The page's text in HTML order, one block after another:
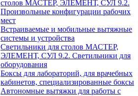
столов МАСТЕР, ЭЛЕМЕНТ, СУЛ 9.2.
Произвольные конфигурации рабочих
мест
Встраиваемые и мобильные вытяжные
системы и устройства
Светильники для столов МАСТЕР,
ЭЛЕМЕНТ, СУЛ 9.2. Светильники для
оборудования
Боксы для лабораторий, для врачебных
кабинетов, специализированные боксы
Автономные вытяжки для работы с